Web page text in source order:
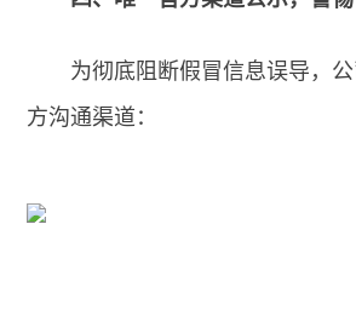
为彻底阻断假冒信息误导，
方沟通渠道：